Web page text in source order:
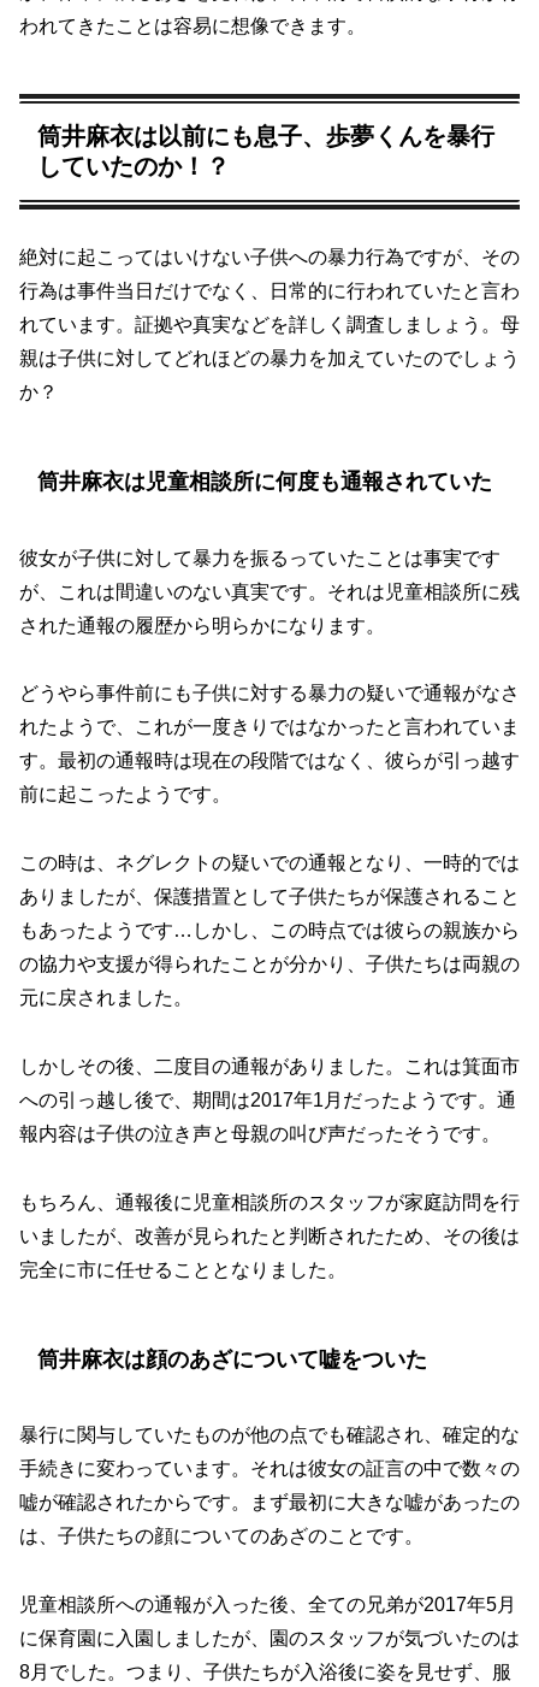
われてきたことは容易に想像できます。
筒井麻衣は以前にも息子、歩夢くんを暴行
していたのか！？
絶対に起こってはいけない子供への暴力行為ですが、その
行為は事件当日だけでなく、日常的に行われていたと言わ
れています。証拠や真実などを詳しく調査しましょう。母
親は子供に対してどれほどの暴力を加えていたのでしょう
か？
筒井麻衣は児童相談所に何度も通報されていた
彼女が子供に対して暴力を振るっていたことは事実です
が、これは間違いのない真実です。それは児童相談所に残
された通報の履歴から明らかになります。
どうやら事件前にも子供に対する暴力の疑いで通報がなさ
れたようで、これが一度きりではなかったと言われていま
す。最初の通報時は現在の段階ではなく、彼らが引っ越す
前に起こったようです。
この時は、ネグレクトの疑いでの通報となり、一時的では
ありましたが、保護措置として子供たちが保護されること
もあったようです…しかし、この時点では彼らの親族から
の協力や支援が得られたことが分かり、子供たちは両親の
元に戻されました。
しかしその後、二度目の通報がありました。これは箕面市
への引っ越し後で、期間は2017年1月だったようです。通
報内容は子供の泣き声と母親の叫び声だったそうです。
もちろん、通報後に児童相談所のスタッフが家庭訪問を行
いましたが、改善が見られたと判断されたため、その後は
完全に市に任せることとなりました。
筒井麻衣は顔のあざについて嘘をついた
暴行に関与していたものが他の点でも確認され、確定的な
手続きに変わっています。それは彼女の証言の中で数々の
嘘が確認されたからです。まず最初に大きな嘘があったの
は、子供たちの顔についてのあざのことです。
児童相談所への通報が入った後、全ての兄弟が2017年5月
に保育園に入園しましたが、園のスタッフが気づいたのは
8月でした。つまり、子供たちが入浴後に姿を見せず、服